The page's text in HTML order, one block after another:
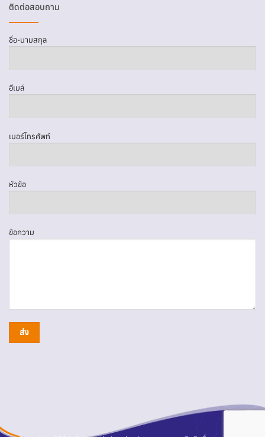
ติดต่อสอบถาม
ชื่อ-นามสกุล
อีเมล์
เบอร์โทรศัพท์
หัวข้อ
ข้อความ